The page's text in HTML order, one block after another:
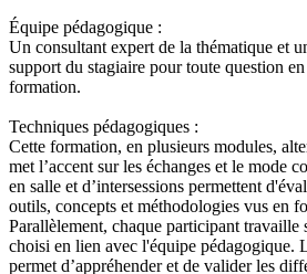
Équipe pédagogique :
Un consultant expert de la thématique et
support du stagiaire pour toute question
formation.
Techniques pédagogiques :
Cette formation, en plusieurs modules,
met l’accent sur les échanges et le mode
en salle et d’intersessions permettent
outils, concepts et méthodologies vus en
Parallèlement, chaque participant travaille
choisi en lien avec l'équipe pédagogique.
permet d’appréhender et de valider les